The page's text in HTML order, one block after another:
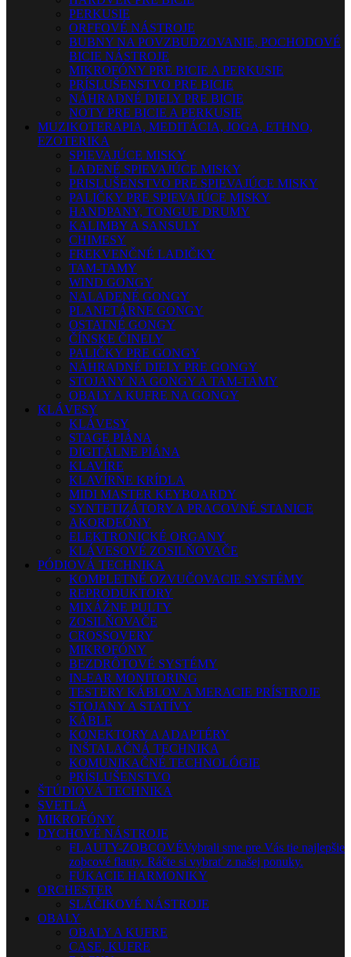
PERKUSIE
ORFFOVÉ NÁSTROJE
BUBNY NA POVZBUDZOVANIE, POCHODOVÉ
BICIE NÁSTROJE
MIKROFÓNY PRE BICIE A PERKUSIE
PRÍSLUŠENSTVO PRE BICIE
NÁHRADNÉ DIELY PRE BICIE
NOTY PRE BICIE A PERKUSIE
MUZIKOTERAPIA, MEDITÁCIA, JOGA, ETHNO,
EZOTERIKA
SPIEVAJÚCE MISKY
LADENÉ SPIEVAJÚCE MISKY
PRISLUŠENSTVO PRE SPIEVAJÚCE MISKY
PALIČKY PRE SPIEVAJÚCE MISKY
HANDPANY, TONGUE DRUMY
KALIMBY A SANSULY
CHIMESY
FREKVENČNÉ LADIČKY
TAM-TAMY
WIND GONGY
NALADENÉ GONGY
PLANETÁRNE GONGY
OSTATNÉ GONGY
ČÍNSKE ČINELY
PALIČKY PRE GONGY
NÁHRADNÉ DIELY PRE GONGY
STOJANY NA GONGY A TAM-TAMY
OBALY A KUFRE NA GONGY
KLÁVESY
KLÁVESY
STAGE PIÁNA
DIGITÁLNE PIÁNA
KLAVÍRE
KLAVÍRNE KRÍDLA
MIDI MASTER KEYBOARDY
SYNTETIZÁTORY A PRACOVNÉ STANICE
AKORDEÓNY
ELEKTRONICKÉ ORGANY
KLÁVESOVÉ ZOSILŇOVAČE
PÓDIOVÁ TECHNIKA
KOMPLETNÉ OZVUČOVACIE SYSTÉMY
REPRODUKTORY
MIXÁŽNE PULTY
ZOSILŇOVAČE
CROSSOVERY
MIKROFÓNY
BEZDRÔTOVÉ SYSTÉMY
IN-EAR MONITORING
TESTERY KÁBLOV A MERACIE PRÍSTROJE
STOJANY A STATÍVY
KÁBLE
KONEKTORY A ADAPTÉRY
INŠTALAČNÁ TECHNIKA
KOMUNIKAČNÉ TECHNOLÓGIE
PRÍSLUŠENSTVO
ŠTÚDIOVÁ TECHNIKA
SVETLÁ
MIKROFÓNY
DYCHOVÉ NÁSTROJE
FLAUTY-ZOBCOVÉVybrali sme pre Vás tie najlepšie
zobcové flauty. Ráčte si vybrať z našej ponuky.
FÚKACIE HARMONIKY
ORCHESTER
SLÁČIKOVÉ NÁSTROJE
OBALY
OBALY A KUFRE
CASE, KUFRE